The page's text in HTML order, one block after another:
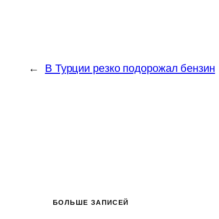
← В Турции резко подорожал бензин
БОЛЬШЕ ЗАПИСЕЙ